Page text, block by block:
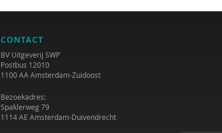
CONTACT
BV Uitgeverij SWP
Postbus 12010
1100 AA Amsterdam-Zuidoost
Bezoekadres:
Spaklerweg 79
1114 AE Amsterdam-Duivendrecht